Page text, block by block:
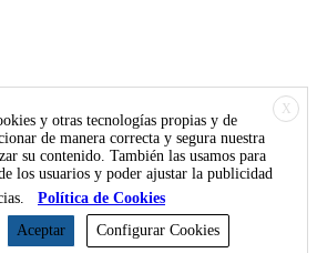
X
y otras tecnologías propias y de
de manera correcta y segura nuestra
su contenido. También las usamos para
los usuarios y poder ajustar la publicidad
Política de Cookies
Aceptar Configurar Cookies